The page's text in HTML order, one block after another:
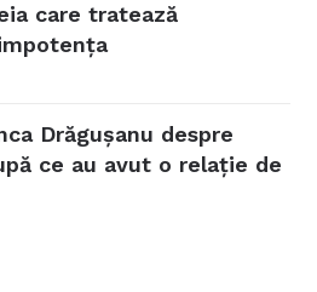
care tratează
Drăgușanu despre
ce au avut o relație de